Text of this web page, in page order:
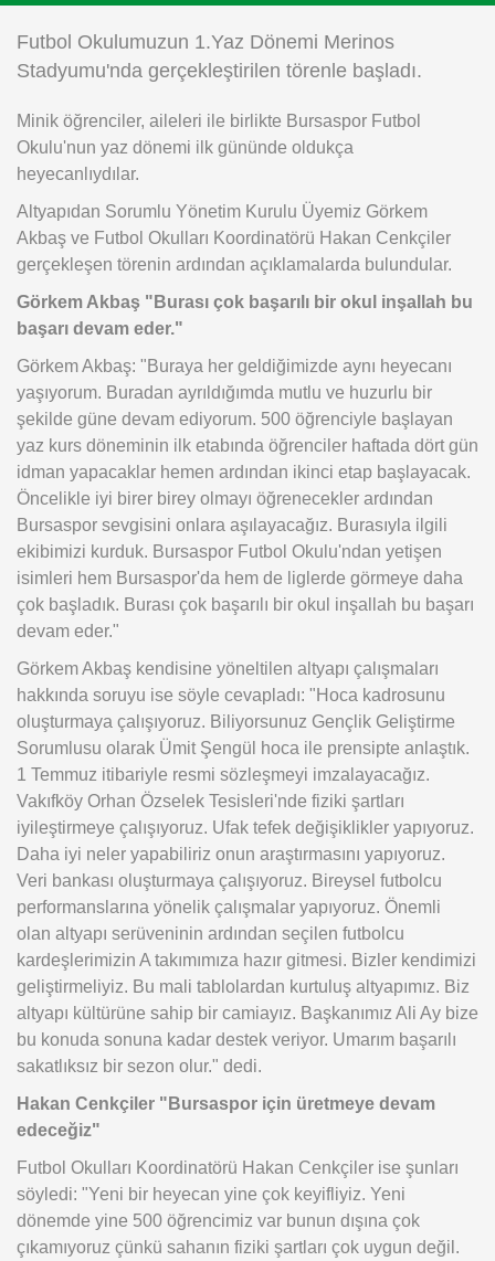
Instagram
iOS
Futbol Okulumuzun 1.Yaz Dönemi Merinos
Stadyumu'nda gerçekleştirilen törenle başladı.
Minik öğrenciler, aileleri ile birlikte Bursaspor Futbol
Okulu'nun yaz dönemi ilk gününde oldukça
heyecanlıydılar.
Altyapıdan Sorumlu Yönetim Kurulu Üyemiz Görkem
Akbaş ve Futbol Okulları Koordinatörü Hakan Cenkçiler
gerçekleşen törenin ardından açıklamalarda bulundular.
Görkem Akbaş "Burası çok başarılı bir okul inşallah bu
başarı devam eder."
Görkem Akbaş: "Buraya her geldiğimizde aynı heyecanı
yaşıyorum. Buradan ayrıldığımda mutlu ve huzurlu bir
şekilde güne devam ediyorum. 500 öğrenciyle başlayan
yaz kurs döneminin ilk etabında öğrenciler haftada dört gün
idman yapacaklar hemen ardından ikinci etap başlayacak.
Öncelikle iyi birer birey olmayı öğrenecekler ardından
Bursaspor sevgisini onlara aşılayacağız. Burasıyla ilgili
ekibimizi kurduk. Bursaspor Futbol Okulu'ndan yetişen
isimleri hem Bursaspor'da hem de liglerde görmeye daha
çok başladık. Burası çok başarılı bir okul inşallah bu başarı
devam eder."
Görkem Akbaş kendisine yöneltilen altyapı çalışmaları
hakkında soruyu ise söyle cevapladı: "Hoca kadrosunu
oluşturmaya çalışıyoruz. Biliyorsunuz Gençlik Geliştirme
Sorumlusu olarak Ümit Şengül hoca ile prensipte anlaştık.
1 Temmuz itibariyle resmi sözleşmeyi imzalayacağız.
Vakıfköy Orhan Özselek Tesisleri'nde fiziki şartları
iyileştirmeye çalışıyoruz. Ufak tefek değişiklikler yapıyoruz.
Daha iyi neler yapabiliriz onun araştırmasını yapıyoruz.
Veri bankası oluşturmaya çalışıyoruz. Bireysel futbolcu
performanslarına yönelik çalışmalar yapıyoruz. Önemli
olan altyapı serüveninin ardından seçilen futbolcu
kardeşlerimizin A takımımıza hazır gitmesi. Bizler kendimizi
geliştirmeliyiz. Bu mali tablolardan kurtuluş altyapımız. Biz
altyapı kültürüne sahip bir camiayız. Başkanımız Ali Ay bize
bu konuda sonuna kadar destek veriyor. Umarım başarılı
sakatlıksız bir sezon olur." dedi.
Hakan Cenkçiler "Bursaspor için üretmeye devam
edeceğiz"
Futbol Okulları Koordinatörü Hakan Cenkçiler ise şunları
söyledi: "Yeni bir heyecan yine çok keyifliyiz. Yeni
dönemde yine 500 öğrencimiz var bunun dışına çok
çıkamıyoruz çünkü sahanın fiziki şartları çok uygun değil.